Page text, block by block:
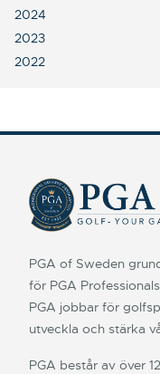
2024
2023
2022
PGA of Sweden
för PGA
PGA jobbar för
utveckla och stärka
PGA består av över